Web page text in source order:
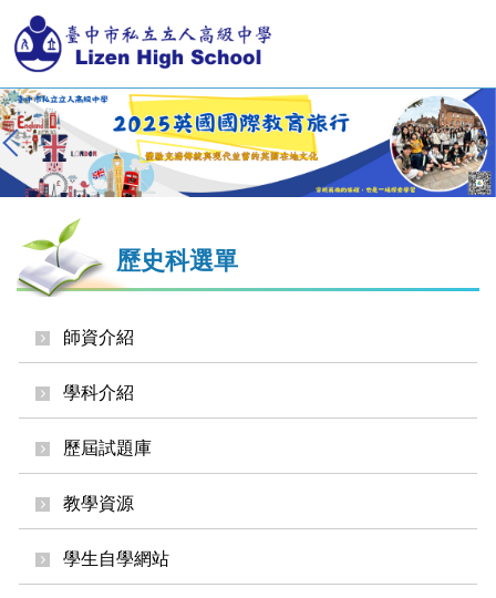
到
主
要
內
容
區
歷史科選單
師資介紹
學科介紹
歷屆試題庫
教學資源
學生自學網站